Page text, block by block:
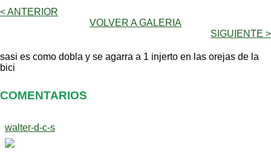
< ANTERIOR
VOLVER A GALERIA
SIGUIENTE >
sasi es como dobla y se agarra a 1 injerto en las orejas de la
bici
COMENTARIOS
walter-d-c-s